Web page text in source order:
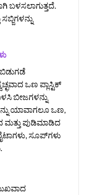
ಬಳಸಲಾಗುತ್ತದೆ.
ಒಣ ಪ್ಲಾಸ್ಟಿಕ್
ಬೀಜಗಳನ್ನು
ಯಾವಾಗಲೂ ಒಣ,
ಮತ್ತು ಪುಡಿಮಾಡಿದ
ಸೂಪ್‌ಗಳು